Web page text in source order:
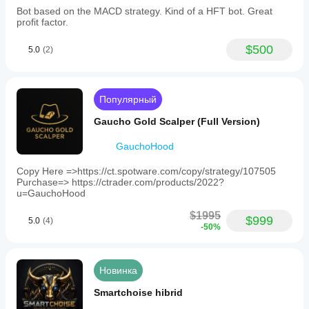
• Trade Frequency: Medium
• Symbol: XAUUSD (Gold) — MANDATORY
• Chart Period: 4 Hours (H4)
• Risk per Trade: 1%
• Risk Model: Dynamic
• Order Types: Market
• Risk Controls: Stop Loss | Take Profit |
Equity Stop Loss | Max Drawdown Limit
risk
management,
backtesting
testing
live
deployment.
Lifetime
updates
and
support
are
included.
Торговый профиль
Тип
стратегии
Сетка ордеров
Bot based on the MACD strategy. Kind of a HFT bot. Great
profit factor.
5.0 (2) $500
Популярный
Gaucho Gold Scalper (Full Version)
GauchoHood
Copy Here =>https://ct.spotware.com/copy/strategy/107505
Purchase=> https://ctrader.com/products/2022?
u=GauchoHood
5.0 (4) $1995
-50% $999
Новинка
Smartchoise hibrid